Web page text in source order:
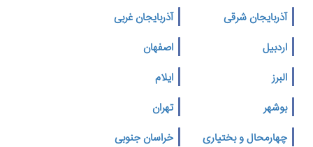
آذربایجان شرقی
آذربایجان غربی
اردبیل
اصفهان
البرز
ایلام
بوشهر
تهران
چهارمحال و بختیاری
خراسان جنوبی